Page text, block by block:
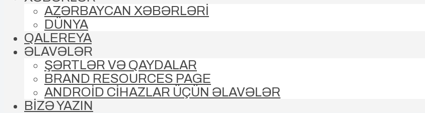
AZƏRBAYCAN XƏBƏRLƏRİ
DÜNYA
QALEREYA
ƏLAVƏLƏR
ŞƏRTLƏR VƏ QAYDALAR
BRAND RESOURCES PAGE
ANDROİD CİHAZLAR ÜÇÜN ƏLAVƏLƏR
BİZƏ YAZIN